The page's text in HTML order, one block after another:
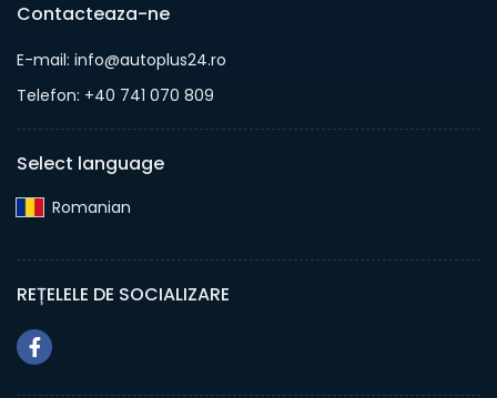
Contacteaza-ne
E-mail: info@autoplus24.ro
Telefon: +40 741 070 809
Select language
Romanian‎
REȚELELE DE SOCIALIZARE